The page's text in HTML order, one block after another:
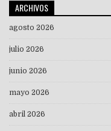
ARCHIVOS
agosto 2026
julio 2026
junio 2026
mayo 2026
abril 2026